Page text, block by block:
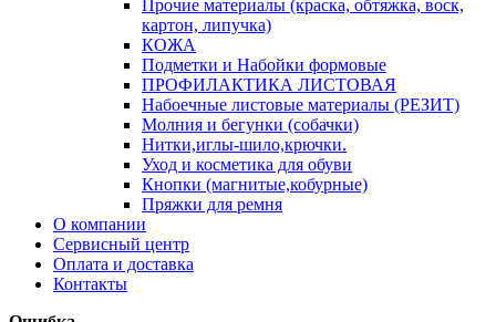
Прочие материалы (краска, обтяжка, воск,
картон, липучка)
КОЖА
Подметки и Набойки формовые
ПРОФИЛАКТИКА ЛИСТОВАЯ
Набоечные листовые материалы (РЕЗИТ)
Молния и бегунки (собачки)
Нитки,иглы-шило,крючки.
Уход и косметика для обуви
Кнопки (магнитые,кобурные)
Пряжки для ремня
О компании
Сервисный центр
Оплата и доставка
Контакты